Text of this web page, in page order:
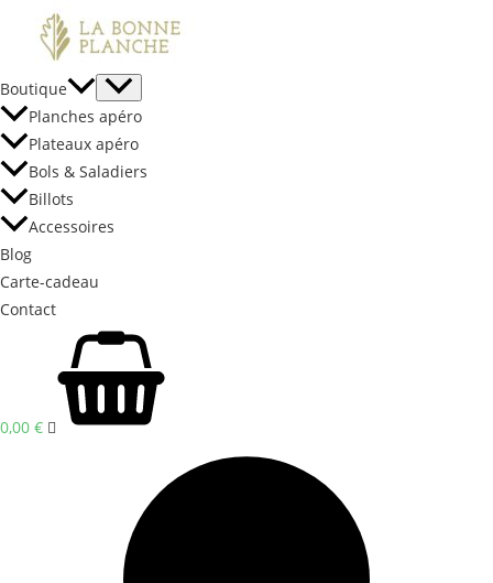
contenu
Boutique
Planches apéro
Plateaux apéro
Bols & Saladiers
Billots
Accessoires
Blog
Carte-cadeau
Contact
0,00 €